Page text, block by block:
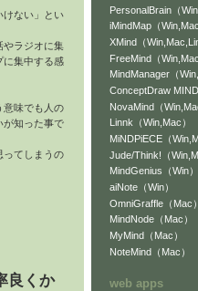
けない」とい
やラジオに集
に集中する感
意味でも人の
が知った事で
ってしまうの
良くか
PersonalBrain（
iMindMap（
XMind（
FreeMind（
MindManager（
ConceptDraw
NovaMind（
Linnk（Win,Mac）
MiNDPiECE（
Jude/Think!（
MindGenius（Win）
aiNote（Win）
OmniGraffle（Mac）
MindNode（Mac）
MyMind（Mac）
NoteMind（Mac）
web apps